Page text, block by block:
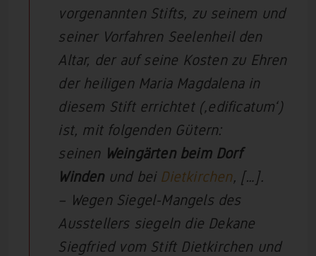
vorgenannten Stifts, zu seinem und
seiner Vorfahren Seelenheil den
Altar, der auf seine Kosten zu Ehren
der heiligen Maria Magdalena in
diesem Stift errichtet (‚edificatum‘)
ist, mit folgenden Gütern:
seinen Weingärten beim Dorf
Windenund bei Dietkirchen, […].
– Wegen Siegel-Mangels des
Ausstellers siegeln die Dekane
Siegfried vom Stift Dietkirchen und